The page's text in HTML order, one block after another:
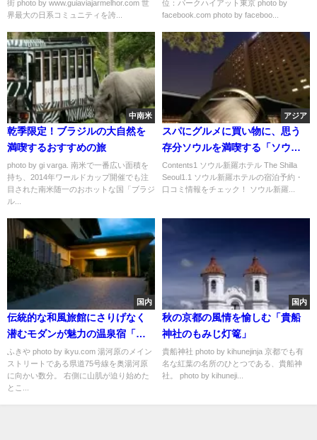
街 photo by www.guiaviajarmelhor.com 世
界最大の日系コミュニティを誇...
位：パークハイアット東京 photo by
facebook.com photo by faceboo...
中南米
乾季限定！ブラジルの大自然を
満喫するおすすめの旅
photo by gi varga. 南米で一番広い面積を
持ち、2014年ワールドカップ開催でも注
目された南米随一のおホットな国「ブラジ
ル...
アジア
スパにグルメに買い物に、思う
存分ソウルを満喫する「ソウル
新羅ホテル」
Contents1 ソウル新羅ホテル The Shilla
Seoul1.1 ソウル新羅ホテルの宿泊予約・
口コミ情報をチェック！ ソウル新羅...
国内
伝統的な和風旅館にさりげなく
潜むモダンが魅力の温泉宿「ふ
きや」
ふきや photo by ikyu.com 湯河原のメイン
ストリートである県道75号線を奥湯河原
に向かい数分。 右側に山肌が迫り始めた
とこ...
国内
秋の京都の風情を愉しむ「貴船
神社のもみじ灯篭」
貴船神社 photo by kihunejinja 京都でも有
名な紅葉の名所のひとつである、貴船神
社。 photo by kihuneji...